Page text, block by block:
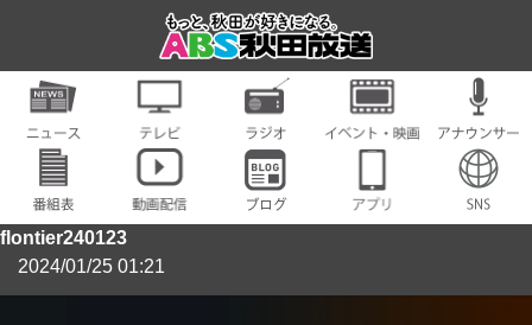
flontier240123
2024/01/25 01:21